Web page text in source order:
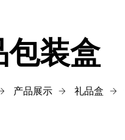
包装盒
产品展示 礼品盒